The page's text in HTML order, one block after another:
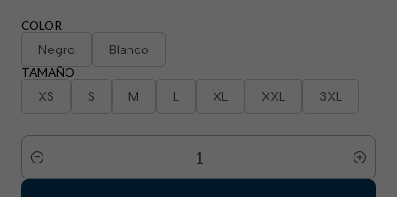
COLOR
Negro Blanco
TAMAÑO
XS S M L XL XXL 3XL
Cantidad